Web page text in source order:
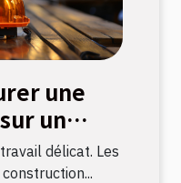
une
un
délicat. Les